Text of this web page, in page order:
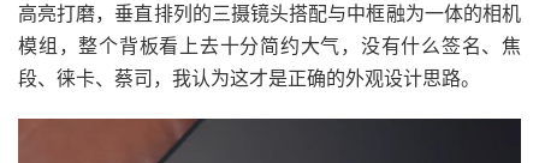
高亮打磨，垂直排列的三摄镜头搭配与中框融为一体的相机
模组，整个背板看上去十分简约大气，没有什么签名、焦
段、徕卡、蔡司，我认为这才是正确的外观设计思路。